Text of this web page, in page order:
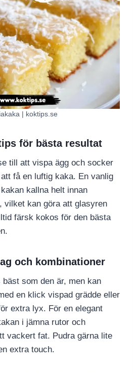
| koktips.se
för bästa resultat
till att vispa ägg och socker
få en luftig kaka. En vanlig
kallna helt innan
vilket kan göra att glasyren
färsk kokos för den bästa
och kombinationer
som den är, men kan
en klick vispad grädde eller
extra lyx. För en elegant
i jämna rutor och
vackert fat. Pudra gärna lite
extra touch.